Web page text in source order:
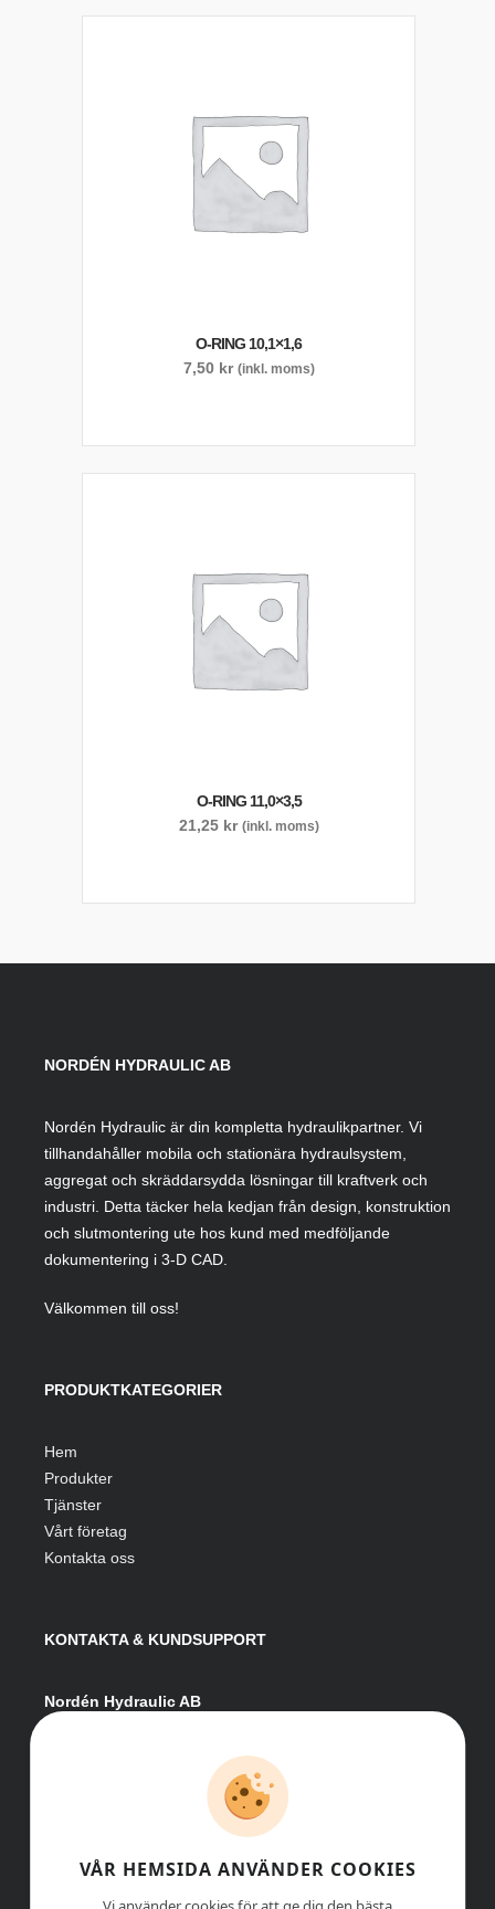
O-RING 10,1×1,6
7,50 kr (inkl. moms)
O-RING 11,0×3,5
21,25 kr (inkl. moms)
NORDÉN HYDRAULIC AB
Nordén Hydraulic är din kompletta hydraulikpartner. Vi
tillhandahåller mobila och stationära hydraulsystem,
aggregat och skräddarsydda lösningar till kraftverk och
industri. Detta täcker hela kedjan från design, konstruktion
och slutmontering ute hos kund med medföljande
dokumentering i 3-D CAD.
Välkommen till oss!
PRODUKTKATEGORIER
Hem
Produkter
Tjänster
Vårt företag
Kontakta oss
KONTAKTA & KUNDSUPPORT
Nordén Hydraulic AB
info@nordenhydraulic.se
Org-nr: 556531-8424
VÅR HEMSIDA ANVÄNDER COOKIES